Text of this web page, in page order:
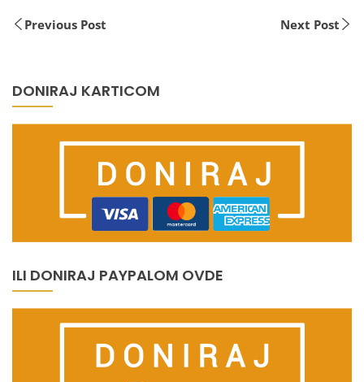
Previous Post Next Post
DONIRAJ KARTICOM
ILI DONIRAJ PAYPALOM OVDE